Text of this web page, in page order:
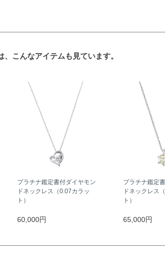
こんなアイテムも見ています。
プラチナ鑑定書付ダイヤモン
ドネックレス（0.07カラッ
ト）
60,000円
プラチナ鑑定
ドネックレス
ト）
65,000円